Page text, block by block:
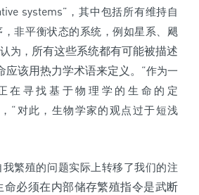
systems”，其中包括所有维持自
非平衡状态的系统，例如星系、飓
为， 所有这些系统都有可能被描述
该用热力学术语来定义。
“作为一
在寻找基于物理学的生命的定
“对此，生物学家的观点过于短浅
繁殖的问题实际上转移了我们的注
命必须在内部储存繁殖指令是武断